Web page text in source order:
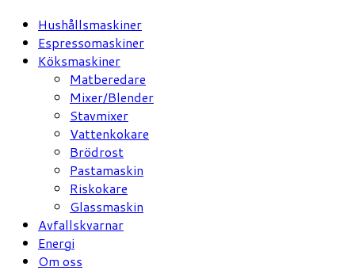
Hushållsmaskiner
Espressomaskiner
Köksmaskiner
Matberedare
Mixer/Blender
Stavmixer
Vattenkokare
Brödrost
Pastamaskin
Riskokare
Glassmaskin
Avfallskvarnar
Energi
Om oss